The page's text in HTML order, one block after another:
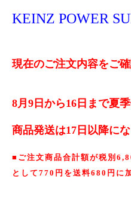
KEINZ POWER
現在のご注文内容をご
8月9日から16日まで夏
商品発送は17日以降にな
■ご注文商品合計額が税別
として770円を送料680円に